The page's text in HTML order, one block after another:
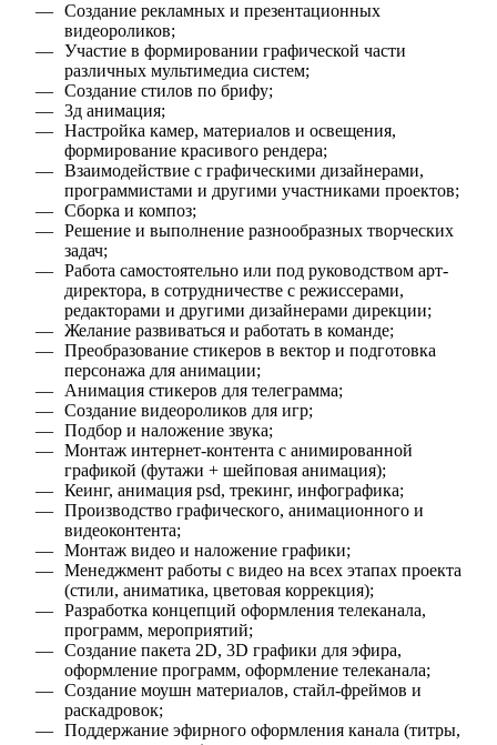
Создание рекламных и презентационных
видеороликов;
Участие в формировании графической части
различных мультимедиа систем;
Создание стилов по брифу;
3д анимация;
Настройка камер, материалов и освещения,
формирование красивого рендера;
Взаимодействие с графическими дизайнерами,
программистами и другими участниками проектов;
Сборка и композ;
Решение и выполнение разнообразных творческих
задач;
Работа самостоятельно или под руководством арт-
директора, в сотрудничестве с режиссерами,
редакторами и другими дизайнерами дирекции;
Желание развиваться и работать в команде;
Преобразование стикеров в вектор и подготовка
персонажа для анимации;
Анимация стикеров для телеграмма;
Создание видеороликов для игр;
Подбор и наложение звука;
Монтаж интернет-контента с анимированной
графикой (футажи + шейповая анимация);
Кеинг, анимация psd, трекинг, инфографика;
Производство графического, анимационного и
видеоконтента;
Монтаж видео и наложение графики;
Менеджмент работы с видео на всех этапах проекта
(стили, аниматика, цветовая коррекция);
Разработка концепций оформления телеканала,
программ, мероприятий;
Создание пакета 2D, 3D графики для эфира,
оформление программ, оформление телеканала;
Создание моушн материалов, стайл-фреймов и
раскадровок;
Поддержание эфирного оформления канала (титры,